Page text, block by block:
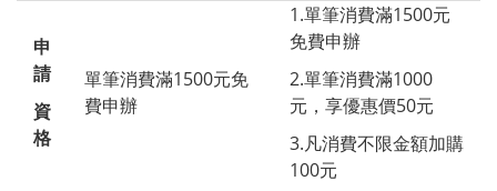
申
請
資
格
單筆消費滿1500元免
費申辦
1.單筆消費滿1500元
免費申辦
2.單筆消費滿1000
元，享優惠價50元
3.凡消費不限金額加購
100元